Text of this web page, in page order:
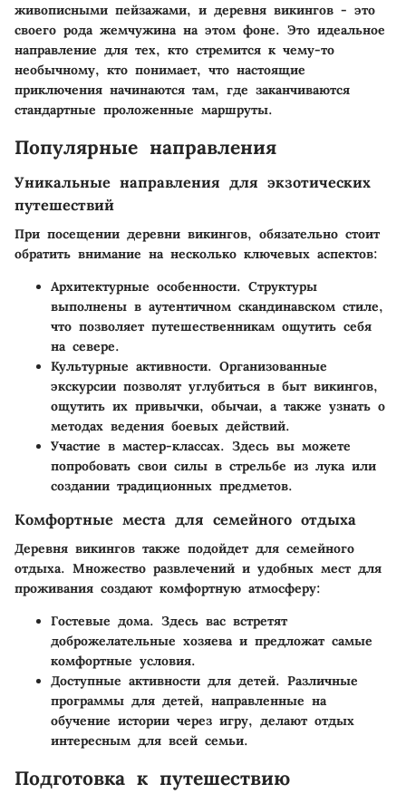
живописными пейзажами, и деревня викингов - это
своего рода жемчужина на этом фоне. Это идеальное
направление для тех, кто стремится к чему-то
необычному, кто понимает, что настоящие
приключения начинаются там, где заканчиваются
стандартные проложенные маршруты.
Популярные направления
Уникальные направления для экзотических
путешествий
При посещении деревни викингов, обязательно стоит
обратить внимание на несколько ключевых аспектов:
Архитектурные особенности. Структуры
выполнены в аутентичном скандинавском стиле,
что позволяет путешественникам ощутить себя
на севере.
Культурные активности. Организованные
экскурсии позволят углубиться в быт викингов,
ощутить их привычки, обычаи, а также узнать о
методах ведения боевых действий.
Участие в мастер-классах. Здесь вы можете
попробовать свои силы в стрельбе из лука или
создании традиционных предметов.
Комфортные места для семейного отдыха
Деревня викингов также подойдет для семейного
отдыха. Множество развлечений и удобных мест для
проживания создают комфортную атмосферу:
Гостевые дома. Здесь вас встретят
доброжелательные хозяева и предложат самые
комфортные условия.
Доступные активности для детей. Различные
программы для детей, направленные на
обучение истории через игру, делают отдых
интересным для всей семьи.
Подготовка к путешествию